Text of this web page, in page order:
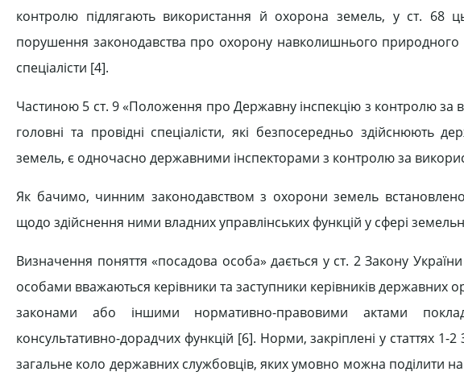
контролю підлягають ви­користання й охорона земель, у ст. 68
порушення законодавства про охорону навколишнього природ­ного
спеціалісти [4].
Частиною 5 ст. 9 «Положення про Державну інспекцію з контролю
головні та провідні спеціалісти, які безпосередньо
земель, є одночасно державними інспекторами з контролю за
Як бачимо, чинним законодавством з охорони земель
щодо здійснення ними влад­них управлінських функцій у сфері
Визначення поняття «посадова осо­ба» дається у ст. 2 Закону
особами вважаються ке­рівники та заступники керівників дер­жавних
законами або іншими нормативно-правовими акта­ми
консультативно-дорадчих функцій [6]. Норми, закріплені у статтях
загаль­не коло державних службовців, яких умовно можна поділити на